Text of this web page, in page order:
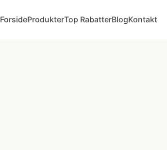
ForsideProdukterTop RabatterBlogKontakt